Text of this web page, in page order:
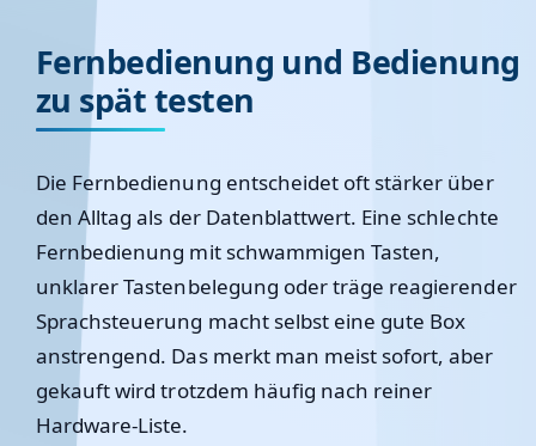
Fernbedienung und Bedienung
zu spät testen
Die Fernbedienung entscheidet oft stärker über
den Alltag als der Datenblattwert. Eine schlechte
Fernbedienung mit schwammigen Tasten,
unklarer Tastenbelegung oder träge reagierender
Sprachsteuerung macht selbst eine gute Box
anstrengend. Das merkt man meist sofort, aber
gekauft wird trotzdem häufig nach reiner
Hardware-Liste.